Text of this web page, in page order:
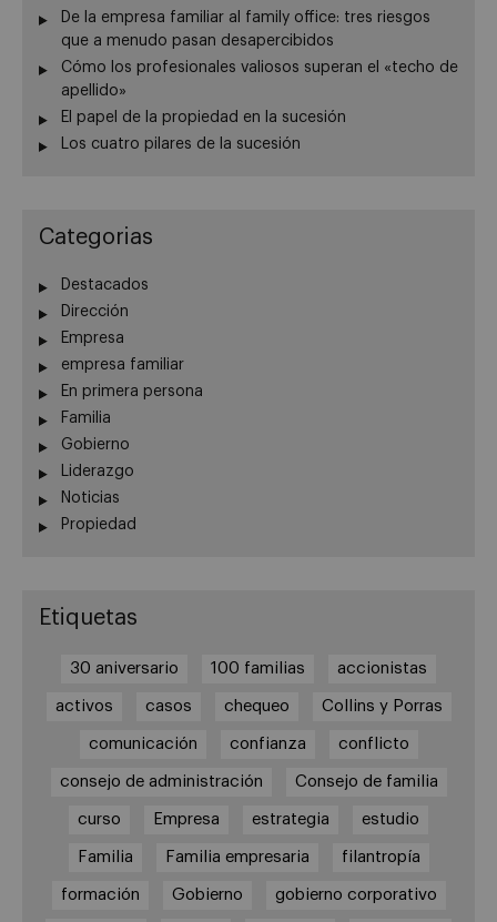
De la empresa familiar al family office: tres riesgos
que a menudo pasan desapercibidos
Cómo los profesionales valiosos superan el «techo de
apellido»
El papel de la propiedad en la sucesión
Los cuatro pilares de la sucesión
Categorias
Destacados
Dirección
Empresa
empresa familiar
En primera persona
Familia
Gobierno
Liderazgo
Noticias
Propiedad
Etiquetas
30 aniversario 100 familias accionistas
activos casos chequeo Collins y Porras
comunicación confianza conflicto
consejo de administración Consejo de familia
curso Empresa estrategia estudio
Familia Familia empresaria filantropía
formación Gobierno gobierno corporativo